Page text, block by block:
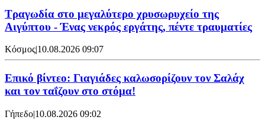
Τραγωδία στο μεγαλύτερο χρυσωρυχείο της
Αιγύπτου - Ένας νεκρός εργάτης, πέντε τραυματίες
Κόσμος|10.08.2026 09:07
Επικό βίντεο: Γιαγιάδες καλωσορίζουν τον Σαλάχ
και τον ταΐζουν στο στόμα!
Γήπεδο|10.08.2026 09:02